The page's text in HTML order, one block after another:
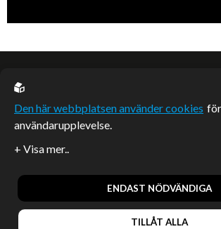
EU casino
Artiklar publicerade på webbplatsen som inte
redaktionellt är betalda samarbeten.
Den här webbplatsen använder cookies
användarupplevelse.
ENDAST NÖDVÄNDIGA
TILLÅT ALLA